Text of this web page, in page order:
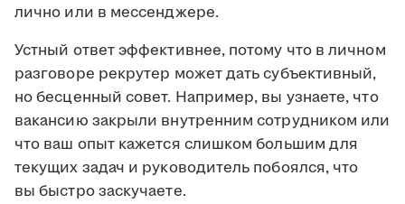
лично или в мессенджере.
Устный ответ эффективнее, потому что в личном
разговоре рекрутер может дать субъективный,
но бесценный совет. Например, вы узнаете, что
вакансию закрыли внутренним сотрудником или
что ваш опыт кажется слишком большим для
текущих задач и руководитель побоялся, что
вы быстро заскучаете.